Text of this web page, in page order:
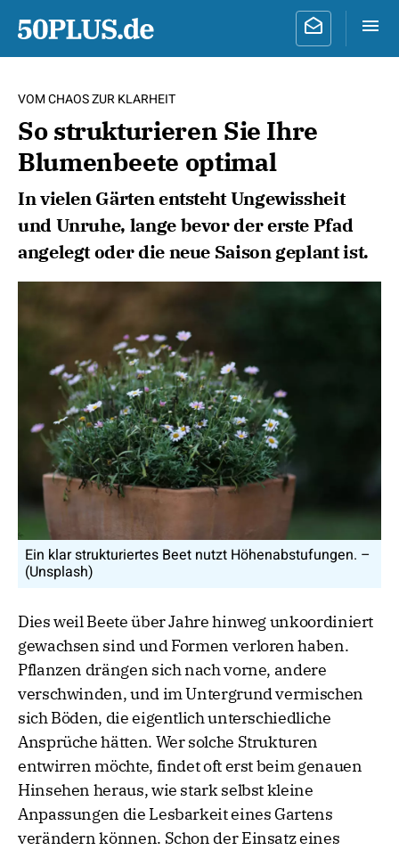
VOM CHAOS ZUR KLARHEIT
So strukturieren Sie Ihre
Blumenbeete optimal
In vielen Gärten entsteht Ungewissheit
und Unruhe, lange bevor der erste Pfad
angelegt oder die neue Saison geplant ist.
Ein klar strukturiertes Beet nutzt Höhenabstufungen. –
(Unsplash)
Dies weil Beete über Jahre hinweg unkoordiniert
gewachsen sind und Formen verloren haben.
Pflanzen drängen sich nach vorne, andere
verschwinden, und im Untergrund vermischen
sich Böden, die eigentlich unterschiedliche
Ansprüche hätten. Wer solche Strukturen
entwirren möchte, findet oft erst beim genauen
Hinsehen heraus, wie stark selbst kleine
Anpassungen die Lesbarkeit eines Gartens
verändern können. Schon der Einsatz eines